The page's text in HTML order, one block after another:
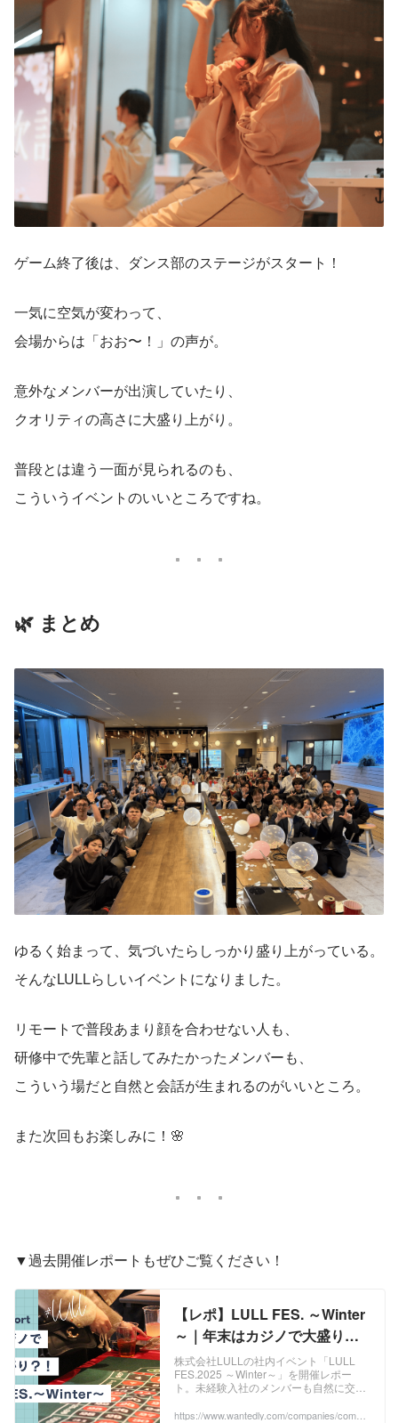
ゲーム終了後は、ダンス部のステージがスタート！
一気に空気が変わって、
会場からは「おお〜！」の声が。
意外なメンバーが出演していたり、
クオリティの高さに大盛り上がり。
普段とは違う一面が見られるのも、
こういうイベントのいいところですね。
🌿 まとめ
ゆるく始まって、気づいたらしっかり盛り上がっている。
そんなLULLらしいイベントになりました。
リモートで普段あまり顔を合わせない人も、
研修中で先輩と話してみたかったメンバーも、
こういう場だと自然と会話が生まれるのがいいところ。
また次回もお楽しみに！🌸
▼過去開催レポートもぜひご覧ください！
【レポ】LULL FES. ～Winter
～｜年末はカジノで大盛り上
がり？！All In LULL-
Land！！ | 株式会社LULL
株式会社LULLの社内イベント「LULL
FES.2025 ～Winter～」を開催レポー
ト。未経験入社のメンバーも自然に交流
イベントの魅力をお届けします。...
https://www.wantedly.com/companies/compa